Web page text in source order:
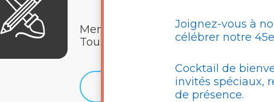
Tous les jeudis de 13h -14h30
Membres - GratuitJoignez-vous à
célébrer notre
Cocktail de
invités spéciaux,
de présence.